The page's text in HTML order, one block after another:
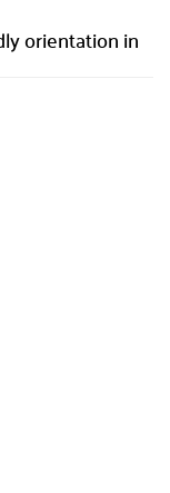
orientation in